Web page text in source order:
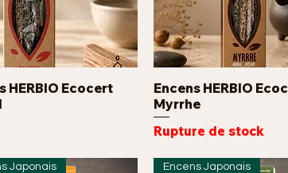
Aperçu rapide
HERBIO Ecocert
Aperçu rapide
Encens HERBIO
Myrrhe
Rupture de stock
Japonais Encens Japonais